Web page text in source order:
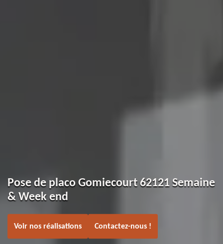
Pose de placo Gomiecourt 62121 Semaine
& Week end
Voir nos réalisations Contactez-nous !